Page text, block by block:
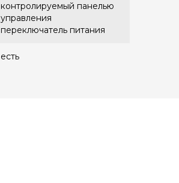
контролируемый панелью
управления
переключатель питания
есть